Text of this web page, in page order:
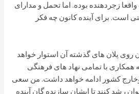
زجردهنده بوده. اما تحمل و مدارای
است. برای آینده کانون چه فکر
روی پلان های گذشته آن استوار خواهد
همکاری با تمامی نهاد های فرهنگی
کشور ادامه خواهد داشت. من سعی
رشد کنند تا ایشان سازنده گان آینده